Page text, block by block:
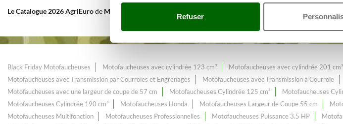
Refuser
Le Catalogue 2026 AgriEurode Motofaucheuses Cylindrée 125 cm³
Black Friday Motofaucheuses Motofaucheuses avec cylindrée 123 cm³ Motofaucheuses avec cylindrée 201 cm³
Motofaucheuses avec Transmission par Courroies et Engrenages
Motofaucheuses avec Transmission à Courroie
Motofaucheuses avec une largeur de coupe de 57 cm
Motofaucheuses Cylindrée 125 cm³ Motofaucheuses
Motofaucheuses Cylindrée 190 cm³
Motofaucheuses Honda Motofaucheuses Largeur de Coupe 55 cm
Motofaucheuses Multifonction
Motofaucheuses Professionnelles Motofaucheuses Puissance 3.5 HP